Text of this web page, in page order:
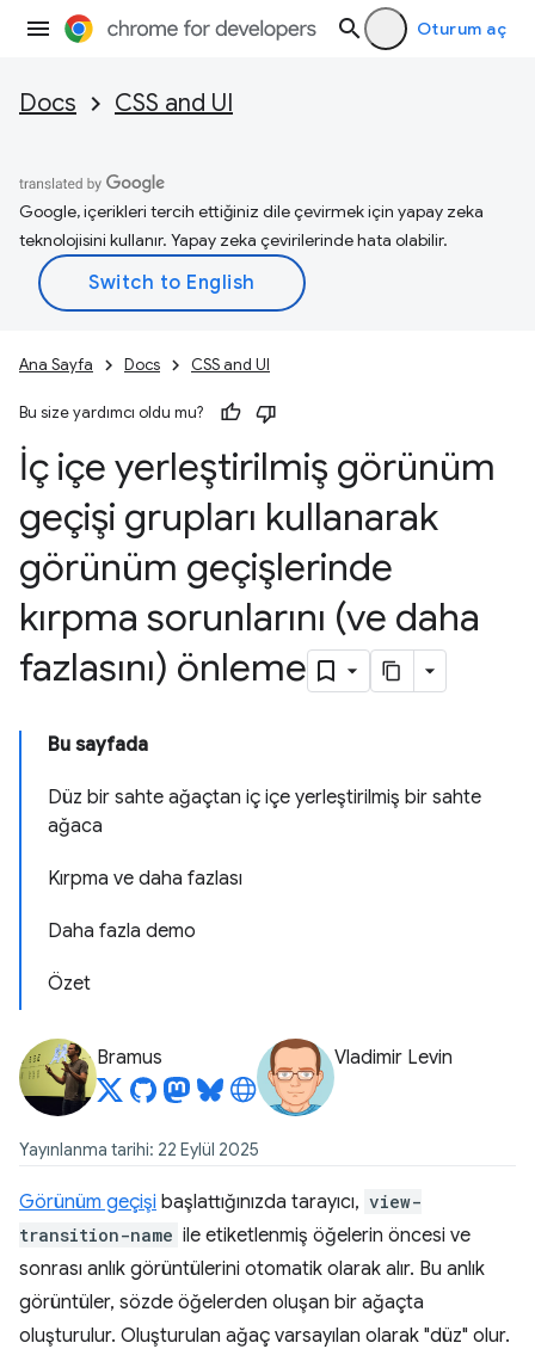
Oturum aç
Docs CSS and UI
Google, içerikleri tercih ettiğiniz dile çevirmek için yapay zeka
teknolojisini kullanır. Yapay zeka çevirilerinde hata olabilir.
Ana Sayfa Docs CSS and UI
Bu size yardımcı oldu mu?
İç içe yerleştirilmiş görünüm
geçişi grupları kullanarak
görünüm geçişlerinde
kırpma sorunlarını (ve daha
fazlasını) önleme
Bu sayfada
Düz bir sahte ağaçtan iç içe yerleştirilmiş bir sahte
ağaca
Kırpma ve daha fazlası
Daha fazla demo
Özet
Bramus Vladimir Levin
Yayınlanma tarihi: 22 Eylül 2025
Görünüm geçişi başlattığınızda tarayıcı, view-
transition-name ile etiketlenmiş öğelerin öncesi ve
sonrası anlık görüntülerini otomatik olarak alır. Bu anlık
görüntüler, sözde öğelerden oluşan bir ağaçta
oluşturulur. Oluşturulan ağaç varsayılan olarak "düz" olur.